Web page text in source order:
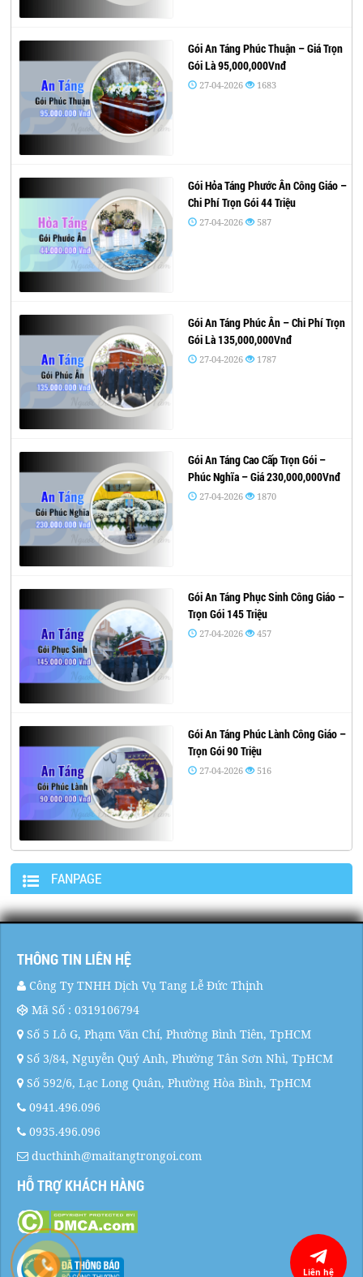
Gói An Táng Phúc Thuận – Giá Trọn
Gói Là 95,000,000Vnđ
27-04-2026 1683
Gói Hỏa Táng Phước Ân Công Giáo –
Chi Phí Trọn Gói 44 Triệu
27-04-2026 587
Gói An Táng Phúc Ân – Chi Phí Trọn
Gói Là 135,000,000Vnđ
27-04-2026 1787
Gói An Táng Cao Cấp Trọn Gói –
Phúc Nghĩa – Giá 230,000,000Vnđ
27-04-2026 1870
Gói An Táng Phục Sinh Công Giáo –
Trọn Gói 145 Triệu
27-04-2026 457
Gói An Táng Phúc Lành Công Giáo –
Trọn Gói 90 Triệu
27-04-2026 516
FANPAGE
THÔNG TIN LIÊN HỆ
Công Ty TNHH Dịch Vụ Tang Lễ Đức Thịnh
Mã Số : 0319106794
Số 5 Lô G, Phạm Văn Chí, Phường Bình Tiên, TpHCM
Số 3/84, Nguyễn Quý Anh, Phường Tân Sơn Nhì, TpHCM
Số 592/6, Lạc Long Quân, Phường Hòa Bình, TpHCM
0941.496.096
0935.496.096
ducthinh@maitangtrongoi.com
HỖ TRỢ KHÁCH HÀNG
Liên hệ